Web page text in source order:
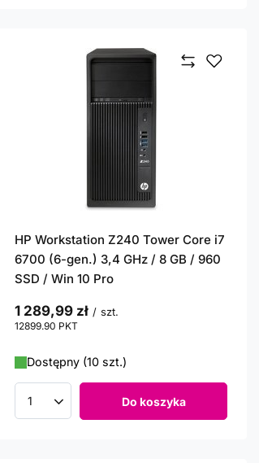
HP Workstation Z240 Tower Core i7
6700 (6-gen.) 3,4 GHz / 8 GB / 960
SSD / Win 10 Pro
1 289,99 zł / szt.
12899.90 PKT
Dostępny (10 szt.)
Ilość produktów Do koszyka